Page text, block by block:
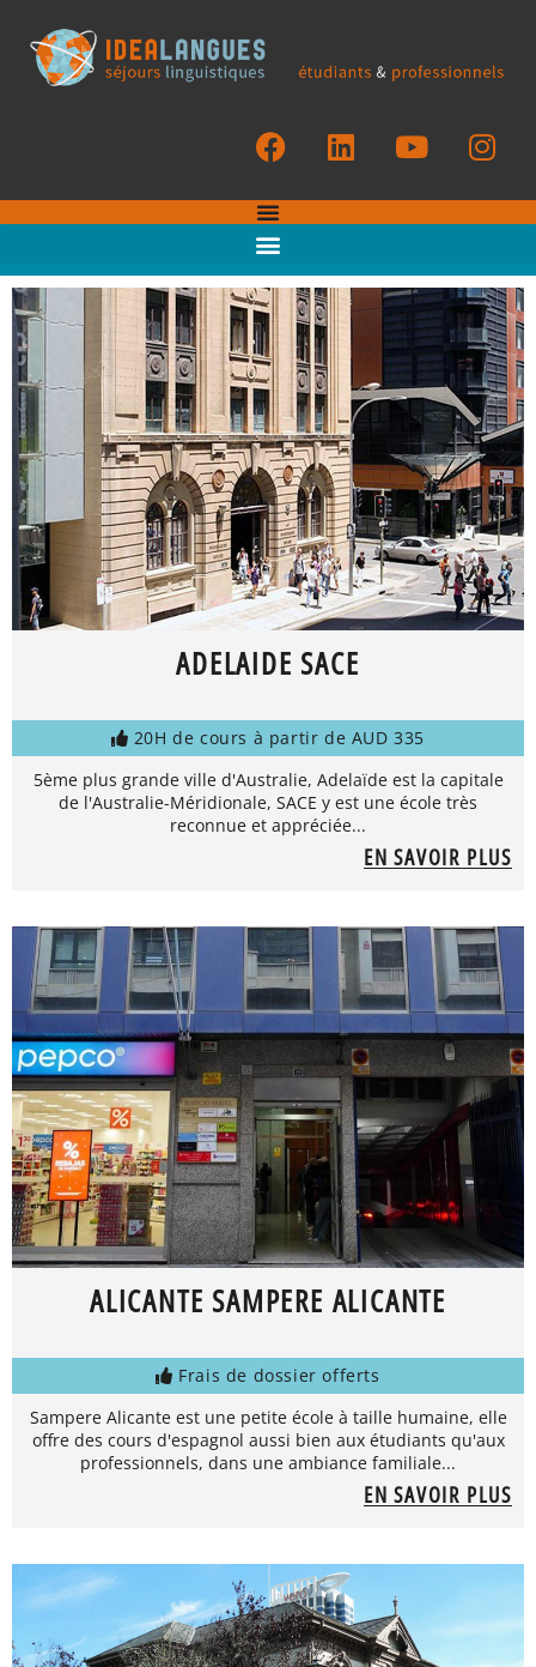
ADELAIDE SACE
20H de cours à partir de AUD 335
5ème plus grande ville d'Australie, Adelaïde est la capitale
de l'Australie-Méridionale, SACE y est une école très
reconnue et appréciée...
EN SAVOIR PLUS
ALICANTE SAMPERE ALICANTE
Frais de dossier offerts
Sampere Alicante est une petite école à taille humaine, elle
offre des cours d'espagnol aussi bien aux étudiants qu'aux
professionnels, dans une ambiance familiale...
EN SAVOIR PLUS